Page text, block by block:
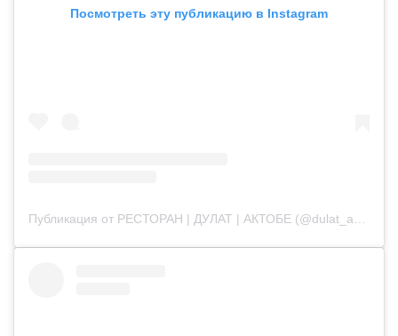
Посмотреть эту публикацию в Instagram